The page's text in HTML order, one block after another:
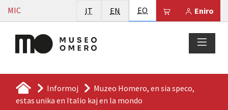
Vai al contenuto
MIC Eniro
Il tuo carrello
IT Italiano
EN English
EO Esperanto
Informoj
Muzeo Homero, en sia speco,
estas unika en Italio kaj en la mondo